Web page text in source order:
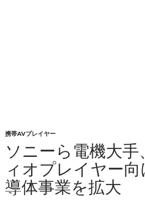
携帯AVプレイヤー
ソニーら電機大
ィオプレイヤー
導体事業を拡大